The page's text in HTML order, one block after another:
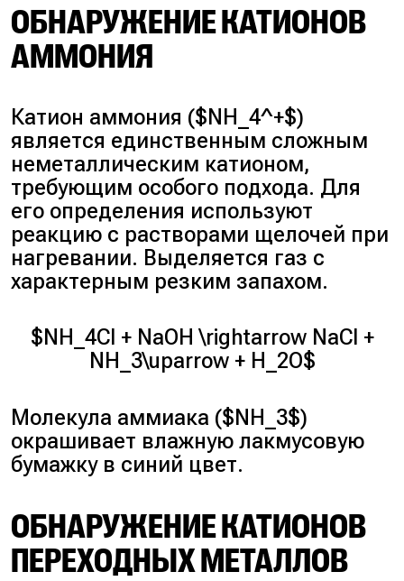
ОБНАРУЖЕНИЕ КАТИОНОВ
АММОНИЯ
Катион аммония ($NH_4^+$)
является единственным сложным
неметаллическим катионом,
требующим особого подхода. Для
его определения используют
реакцию с растворами щелочей при
нагревании. Выделяется газ с
характерным резким запахом.
$NH_4Cl + NaOH \rightarrow NaCl +
NH_3\uparrow + H_2O$
Молекула аммиака ($NH_3$)
окрашивает влажную лакмусовую
бумажку в синий цвет.
ОБНАРУЖЕНИЕ КАТИОНОВ
ПЕРЕХОДНЫХ МЕТАЛЛОВ